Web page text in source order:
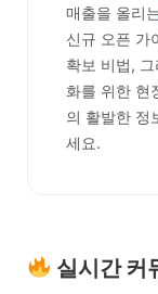
매출을 올리
신규 오픈 가
확보 비법,
화를 위한 현
의 활발한 정
세요.
실시간 커